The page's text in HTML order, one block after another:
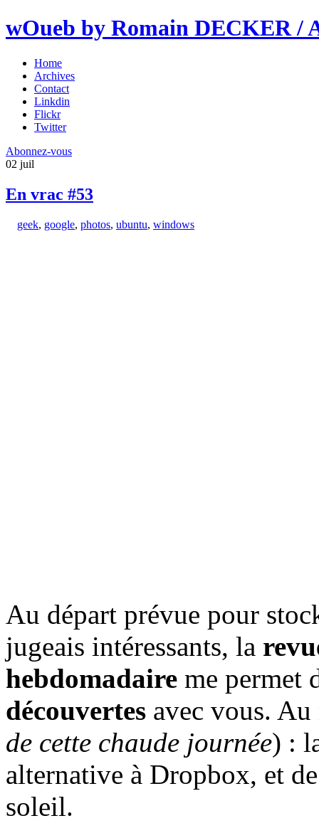
wOueb by Romain DECKER /
Home
Archives
Contact
Linkdin
Flickr
Twitter
Abonnez-vous
02 juil
En vrac #53
geek, google, photos, ubuntu, windows
Au départ prévue pour
jugeais intéressants, la
hebdomadaire me permet
découvertes avec vous.
de cette chaude journée) :
alternative à Dropbox, et
soleil.